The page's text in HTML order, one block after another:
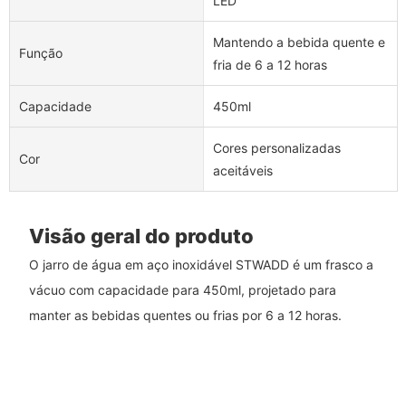
Função
Mantendo a bebida quente e
fria de 6 a 12 horas
Capacidade 450ml
Cor
Cores personalizadas
aceitáveis
Visão geral do produto
O jarro de água em aço inoxidável STWADD é um frasco a
vácuo com capacidade para 450ml, projetado para
manter as bebidas quentes ou frias por 6 a 12 horas.